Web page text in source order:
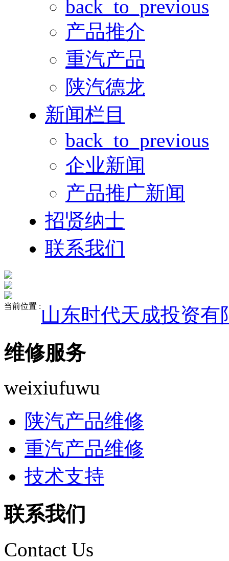
back_to_previous
产品推介
重汽产品
陕汽德龙
新闻栏目
back_to_previous
企业新闻
产品推广新闻
招贤纳士
联系我们
当前位置 : 山东时代天成投资有
维修服务
weixiufuwu
陕汽产品维修
重汽产品维修
技术支持
联系我们
Contact Us